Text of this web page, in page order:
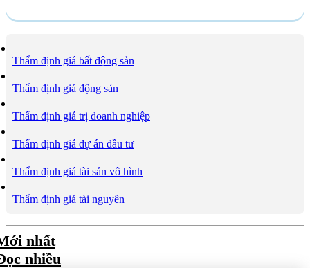
Thẩm định giá bất động sản
Thẩm định giá động sản
Thẩm định giá trị doanh nghiệp
Thẩm định giá dự án đầu tư
Thẩm định giá tài sản vô hình
Thẩm định giá tài nguyên
nhất
nhiều